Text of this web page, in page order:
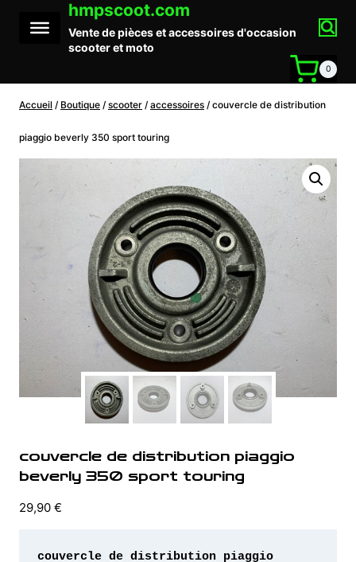
contenu
hmpscoot.com
Vente de pièces et accessoires d'occasion
scooter et moto
0
Accueil / Boutique / scooter / accessoires / couvercle de distribution
piaggio beverly 350 sport touring
couvercle de distribution piaggio
beverly 350 sport touring
29,90 €
couvercle de distribution piaggio